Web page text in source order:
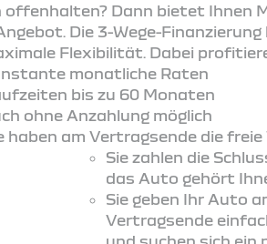
offenhalten? Dann bietet Ihnen
Die 3-Wege-
Flexibilität. Dabei
monatliche Raten
bis zu 60 Monaten
ohne Anzahlung möglich
haben am Vertragsende die freie
Sie zahlen die
das Auto gehört
Sie geben Ihr Auto
Vertragsende